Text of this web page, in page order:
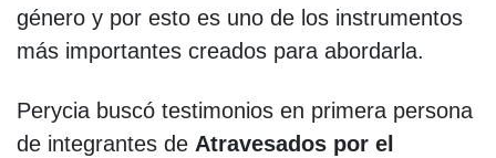
género y por esto es uno de los instrumentos
más importantes creados para abordarla.
Perycia buscó testimonios en primera persona
de integrantes de Atravesados por el